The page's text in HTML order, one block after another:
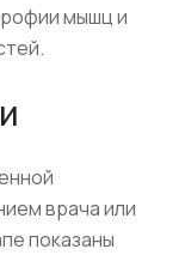
мышц и
врача или
показаны